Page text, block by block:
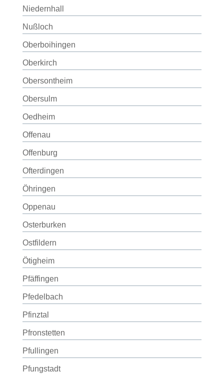
Niedernhall
Nußloch
Oberboihingen
Oberkirch
Obersontheim
Obersulm
Oedheim
Offenau
Offenburg
Ofterdingen
Öhringen
Oppenau
Osterburken
Ostfildern
Ötigheim
Pfäffingen
Pfedelbach
Pfinztal
Pfronstetten
Pfullingen
Pfungstadt